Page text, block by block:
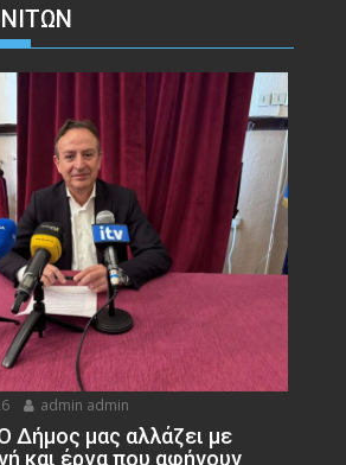
admin admin
Δήμος μας αλλάζει με
και έργα που αφήνουν